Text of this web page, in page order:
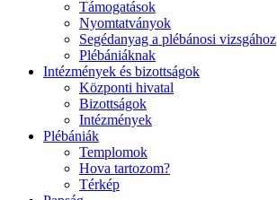
Támogatások
Nyomtatványok
Segédanyag a plébánosi vizsgához
Plébániáknak
Intézmények és bizottságok
Központi hivatal
Bizottságok
Intézmények
Plébániák
Templomok
Hova tartozom?
Térkép